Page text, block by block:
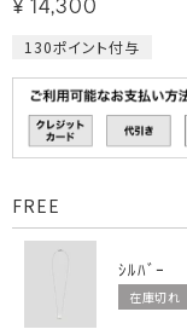
¥ 14,300
130ポイント付与
FREE
ｼﾙﾊﾞｰ
在庫切れ